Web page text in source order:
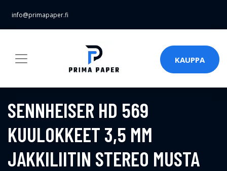
info@primapaper.fi
KAUPPA
SENNHEISER HD 569
KUULOKKEET 3,5 MM
JAKKILIITIN STEREO MUSTA